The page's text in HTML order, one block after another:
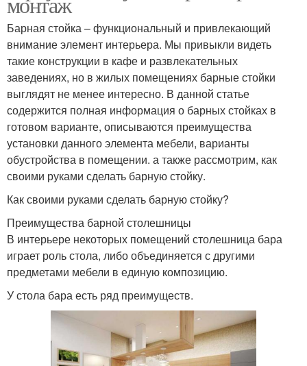
Барная стойка – функциональный и привлекающий
внимание элемент интерьера. Мы привыкли видеть
такие конструкции в кафе и развлекательных
заведениях, но в жилых помещениях барные стойки
выглядят не менее интересно. В данной статье
содержится полная информация о барных стойках в
готовом варианте, описываются преимущества
установки данного элемента мебели, варианты
обустройства в помещении. а также рассмотрим, как
своими руками сделать барную стойку.
Как своими руками сделать барную стойку?
Преимущества барной столешницы
В интерьере некоторых помещений столешница бара
играет роль стола, либо объединяется с другими
предметами мебели в единую композицию.
У стола бара есть ряд преимуществ.